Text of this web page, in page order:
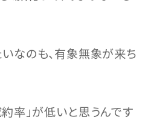
いなのも、有象無象が来ち
約率」が低いと思うんです